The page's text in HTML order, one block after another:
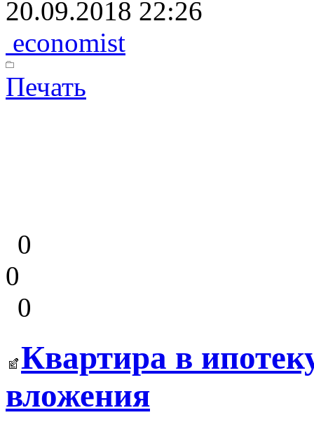
20.09.2018 22:26
economist
Печать
0
0
0
Квартира в
вложения